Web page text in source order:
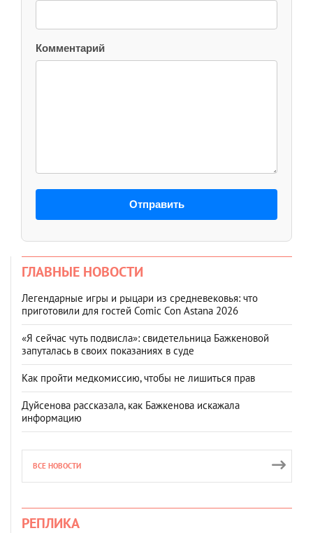
Комментарий
Отправить
ГЛАВНЫЕ НОВОСТИ
Легендарные игры и рыцари из средневековья: что
приготовили для гостей Comic Con Astana 2026
«Я сейчас чуть подвисла»: свидетельница Бажкеновой
запуталась в своих показаниях в суде
Как пройти медкомиссию, чтобы не лишиться прав
Дуйсенова рассказала, как Бажкенова искажала
информацию
ВСЕ НОВОСТИ
РЕПЛИКА